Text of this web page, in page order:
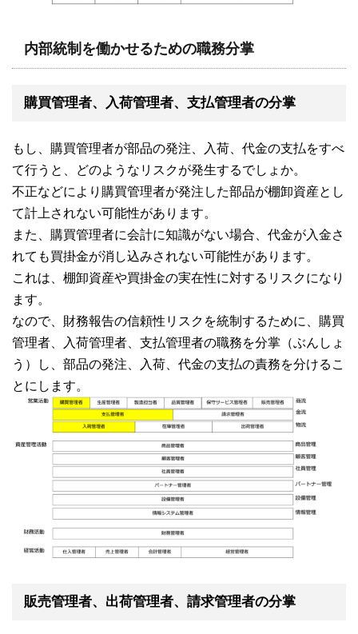
内部統制を働かせるための職務分掌
購買管理者、入荷管理者、支払管理者の分掌
もし、購買管理者が部品の発注、入荷、代金の支払をすべ
て行うと、どのようなリスクが発生するでしょか。
不正などにより購買管理者が発注した部品が棚卸資産とし
て計上されない可能性があります。
また、購買管理者に会計に知識がない場合、代金が入金さ
れても買掛金が消し込みされない可能性があります。
これは、棚卸資産や買掛金の実在性に対するリスクになり
ます。
なので、財務報告の信頼性リスクを統制するために、購買
管理者、入荷管理者、支払管理者の職務を分掌（ぶんしょ
う）し、部品の発注、入荷、代金の支払の責務を分けるこ
とにします。
販売管理者、出荷管理者、請求管理者の分掌